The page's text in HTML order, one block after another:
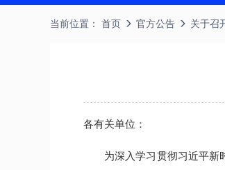
当前位置： 首页 官方公告 关于召
各有关单位：
为深入学习贯彻习近平新